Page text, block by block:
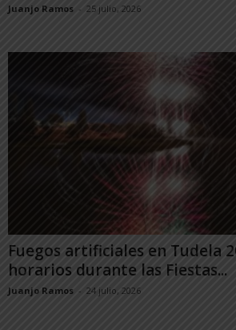
Juanjo Ramos - 25 julio, 2026
Fuegos artificiales en Tudela
horarios durante las Fiestas...
Juanjo Ramos - 24 julio, 2026